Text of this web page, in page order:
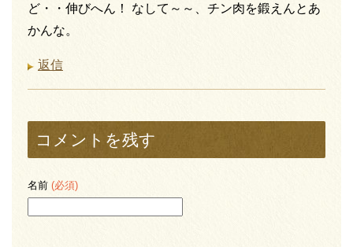
ど・・伸びへん！ なして～～、チン肉を鍛えんとあ
かんな。
返信
コメントを残す
名前 (必須)